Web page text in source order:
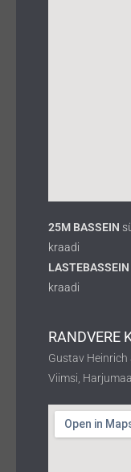
25M BASSEIN
kraadi
LASTEBASSEIN
kraadi
RANDVERE
Gustav
Viimsi, Harjumaa